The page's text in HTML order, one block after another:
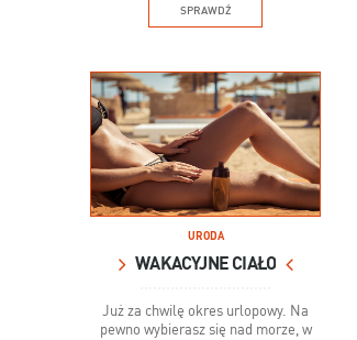
SPRAWDŹ
URODA
WAKACYJNE CIAŁO
Już za chwilę okres urlopowy. Na
pewno wybierasz się nad morze, w